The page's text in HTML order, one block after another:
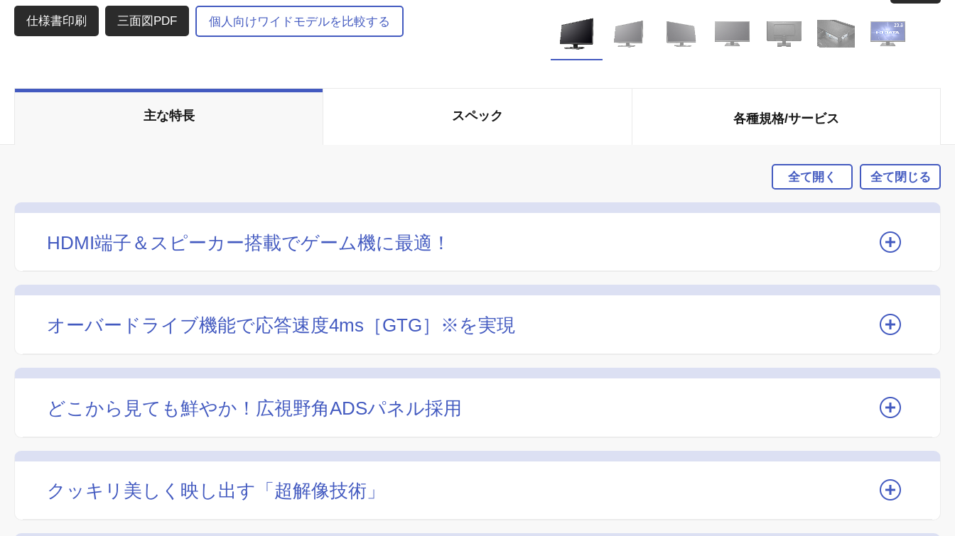
三面図PDF 個人向けワイドモデルを比較する
主な特長 スペック 各種規格/サービス
全て開く 全て閉じる
HDMI端子＆スピーカー搭載でゲーム機に最適！
オーバードライブ機能で応答速度4ms［GTG］※を実現
どこから見ても鮮やか！広視野角ADSパネル採用
クッキリ美しく映し出す「超解像技術」